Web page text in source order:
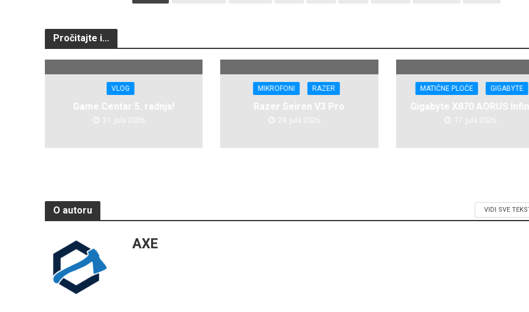
Pročitajte i...
VLOG
Game Centar 5. radnja!
31. jula 2026.
MIKROFONI RAZER
Razer Seiren V3 Pro
29. jula 2026.
MATIČNE PLOČE GIGABYTE
Gigabyte X870 AORUS
17. jula 2026.
O autoru VIDI SVE
AXE